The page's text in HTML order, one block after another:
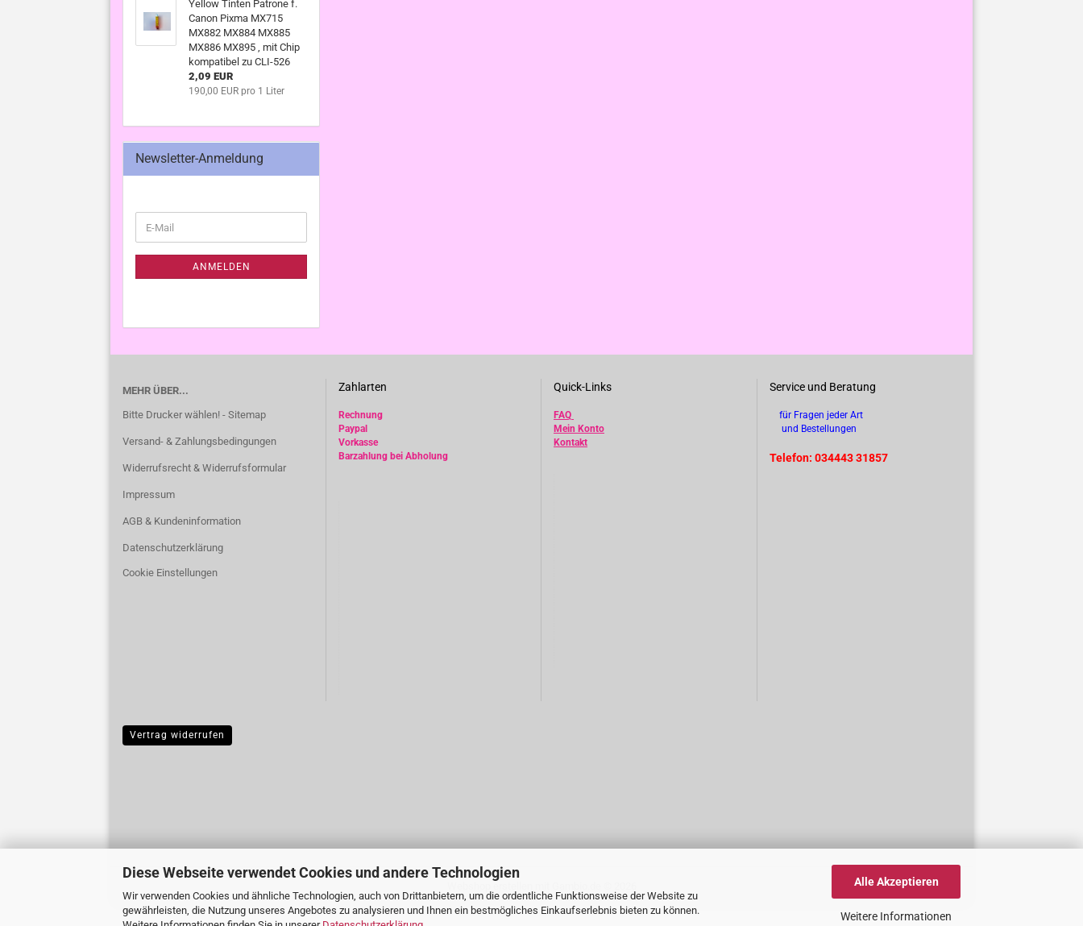
Diese Webseite verwendet Cookies und andere Technologien
Wir verwenden Cookies und ähnliche Technologien, auch von Drittanbietern, um die ordentliche Funktionsweise der Website zu
gewährleisten, die Nutzung unseres Angebotes zu analysieren und Ihnen ein bestmögliches Einkaufserlebnis bieten zu können.
Alle Akzeptieren
Weitere Informationen
Yellow Tinten Patrone f.
Canon Pixma MX715
MX882 MX884 MX885
MX886 MX895 , mit Chip
kompatibel zu CLI-526
2,09 EUR
190,00 EUR pro 1 Liter
Newsletter-Anmeldung
ZUR
ANMELDUNG
E-
Mail
ANMELDEN
MEHR ÜBER...
Bitte Drucker wählen! - Sitemap
Versand- & Zahlungsbedingungen
Widerrufsrecht & Widerrufsformular
Impressum
AGB & Kundeninformation
Datenschutzerklärung
Cookie Einstellungen
Zahlarten
Rechnung
Paypal
Vorkasse
Barzahlung bei Abholung
Quick-Links
FAQ
Mein Konto
Kontakt
Service und Beratung
für Fragen jeder Art
und Bestellungen
Telefon: 034443 31857
Vertrag widerrufen